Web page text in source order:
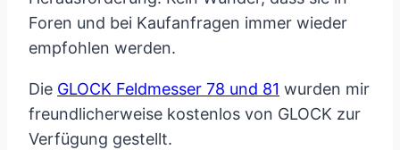
Foren und bei Kaufanfragen immer wieder
empfohlen werden.
Die GLOCK Feldmesser 78 und 81 wurden mir
freundlicherweise kostenlos von GLOCK zur
Verfügung gestellt.